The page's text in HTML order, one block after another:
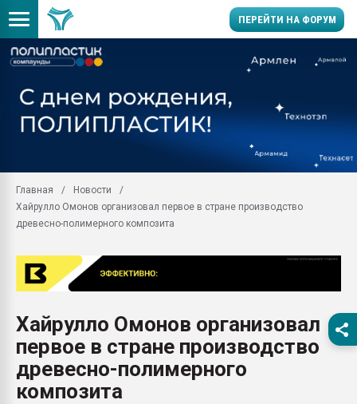
ПЕРЕЙТИ НА ФОРУМ
заводу пластмасс"
первый план в
28.07.2026
ситуацией на
Всё, что касается
Главная
Новости
Хайрулло Омонов организовал первое в стране производство
древесно-полимерного композита
Хайрулло Омонов организовал
первое в стране производство
древесно-полимерного
композита